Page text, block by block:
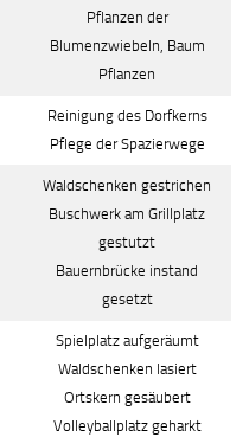
Pflanzen der
Blumenzwiebeln, Baum
Pflanzen
Reinigung des Dorfkerns
Pflege der Spazierwege
Waldschenken gestrichen
Buschwerk am Grillplatz
gestutzt
Bauernbrücke instand
gesetzt
Spielplatz aufgeräumt
Waldschenken lasiert
Ortskern gesäubert
Volleyballplatz geharkt